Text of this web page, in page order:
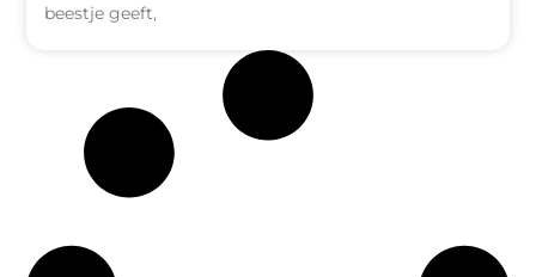
beestje geeft,